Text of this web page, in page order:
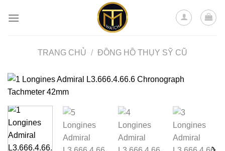
TRANG CHỦ / ĐỒNG HỒ THỤY SỸ CŨ